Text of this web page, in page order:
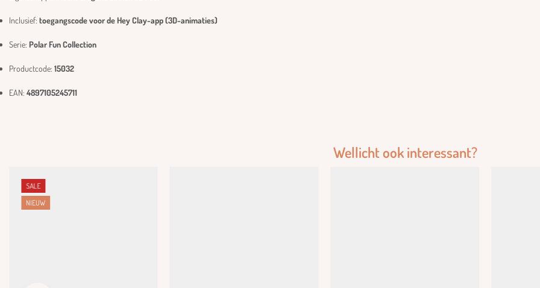
Inclusief: toegangscode voor de Hey Clay-app (3D-animaties)
Serie: Polar Fun Collection
Productcode: 15032
EAN: 4897105245711
Wellicht ook interessant?
SALE
NIEUW